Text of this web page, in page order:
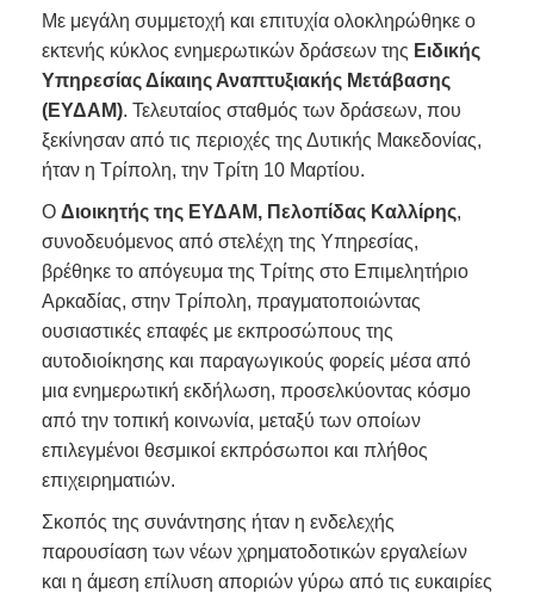
Με μεγάλη συμμετοχή και επιτυχία ολοκληρώθηκε ο
εκτενής κύκλος ενημερωτικών δράσεων της Ειδικής
Υπηρεσίας Δίκαιης Αναπτυξιακής Μετάβασης
(ΕΥΔΑΜ). Τελευταίος σταθμός των δράσεων, που
ξεκίνησαν από τις περιοχές της Δυτικής Μακεδονίας,
ήταν η Τρίπολη, την Τρίτη 10 Μαρτίου.
Ο Διοικητής της ΕΥΔΑΜ, Πελοπίδας Καλλίρης,
συνοδευόμενος από στελέχη της Υπηρεσίας,
βρέθηκε το απόγευμα της Τρίτης στο Επιμελητήριο
Αρκαδίας, στην Τρίπολη, πραγματοποιώντας
ουσιαστικές επαφές με εκπροσώπους της
αυτοδιοίκησης και παραγωγικούς φορείς μέσα από
μια ενημερωτική εκδήλωση, προσελκύοντας κόσμο
από την τοπική κοινωνία, μεταξύ των οποίων
επιλεγμένοι θεσμικοί εκπρόσωποι και πλήθος
επιχειρηματιών.
Σκοπός της συνάντησης ήταν η ενδελεχής
παρουσίαση των νέων χρηματοδοτικών εργαλείων
και η άμεση επίλυση αποριών γύρω από τις ευκαιρίες